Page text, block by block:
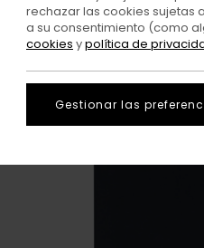
rechazar las cookies sujetas
a su consentimiento (como
cookies ypolítica de
Gestionar las